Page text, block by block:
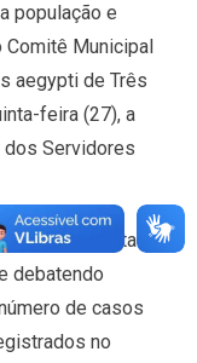
população e
Municipal
aegypti de Três
feira (27), a
dos Servidores
na luta
debatendo
de casos
no